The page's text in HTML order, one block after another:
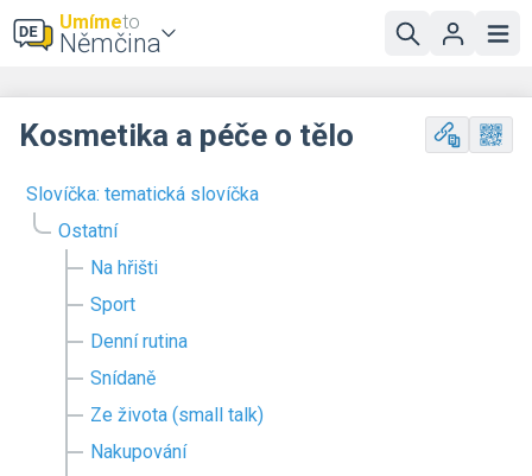
Umímeto
Němčina
Slovíčka: tematická slovíčka
Ostatní
Na hřišti
Sport
Denní rutina
Snídaně
Ze života (small talk)
Nakupování
Kosmetika a péče o tělo